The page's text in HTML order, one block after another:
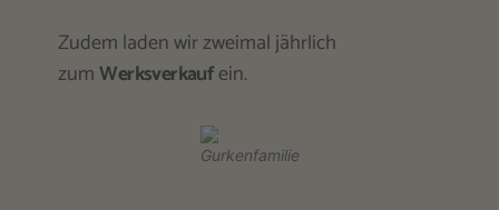
Zudem laden wir zweimal jährlich
zumWerksverkaufein.
Gurkenfamilie